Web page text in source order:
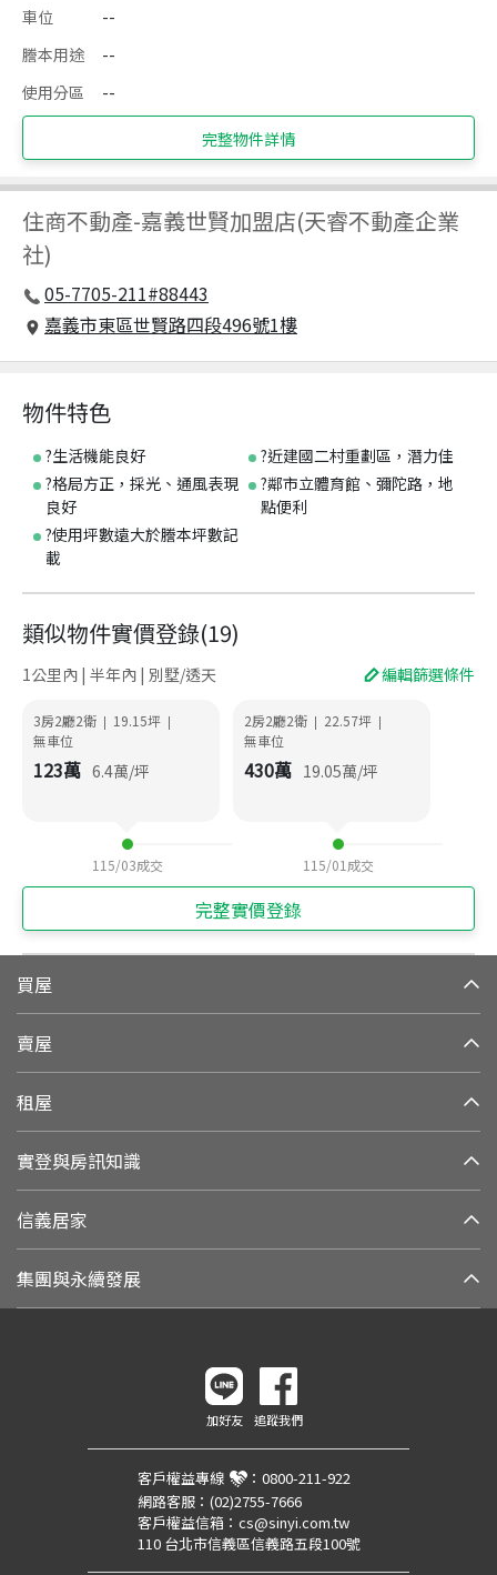
車位
--
謄本用途
--
使用分區
--
完整物件詳情
住商不動產-嘉義世賢加盟店(天睿不動產企業
社)
05-7705-211#88443
嘉義市東區世賢路四段496號1樓
物件特色
?生活機能良好
?近建國二村重劃區，潛力佳
?格局方正，採光、通風表現
良好
?鄰市立體育館、彌陀路，地
點便利
?使用坪數遠大於謄本坪數記
載
類似物件實價登錄(19)
1公里內 | 半年內 | 別墅/透天 編輯篩選條件
3房2廳2衛 | 19.15坪 |
無車位
123萬 6.4萬/坪
115/03成交
2房2廳2衛 | 22.57坪 |
無車位
430萬 19.05萬/坪
115/01 成交
完整實價登錄
買屋
賣屋
租屋
實登與房訊知識
信義居家
集團與永續發展
加好友 追蹤我們
客戶權益專線 ： 0800-211-922
網路客服： (02)2755-7666
客戶權益信箱： cs@sinyi.com.tw
110 台北市信義區信義路五段100號